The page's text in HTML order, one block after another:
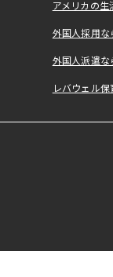
アメリカの
外国人採用
外国人派遣な
レバウェル